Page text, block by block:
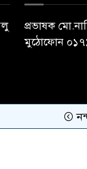
প্রভাষক
মুঠোফোন
নন্দীগ্রামে